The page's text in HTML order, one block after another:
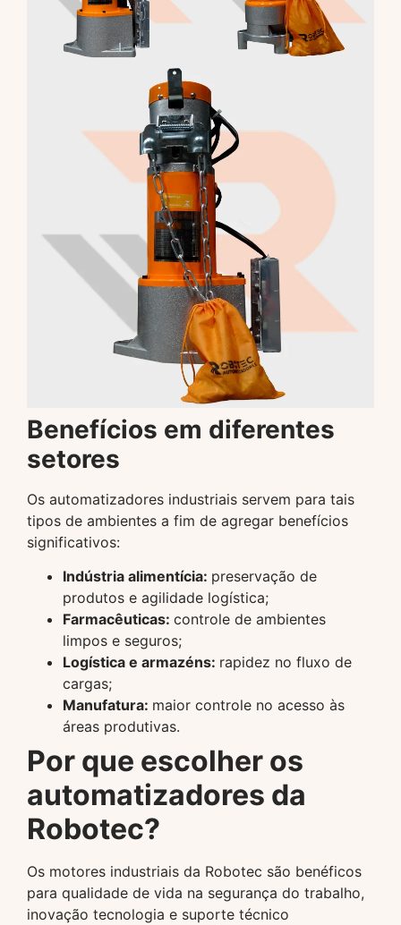
Benefícios em diferentes
setores
Os automatizadores industriais servem para tais
tipos de ambientes a fim de agregar benefícios
significativos:
Indústria alimentícia: preservação de
produtos e agilidade logística;
Farmacêuticas: controle de ambientes
limpos e seguros;
Logística e armazéns: rapidez no fluxo de
cargas;
Manufatura: maior controle no acesso às
áreas produtivas.
Por que escolher os
automatizadores da
Robotec?
Os motores industriais da Robotec são benéficos
para qualidade de vida na segurança do trabalho,
inovação tecnologia e suporte técnico